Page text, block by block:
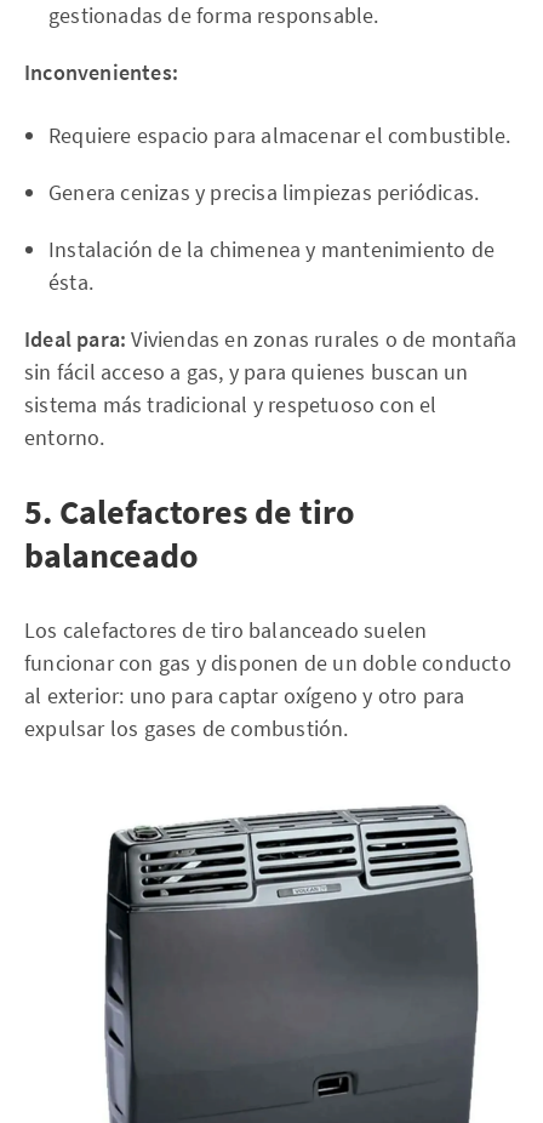
gestionadas de forma responsable.
Inconvenientes:
Requiere espacio para almacenar el combustible.
Genera cenizas y precisa limpiezas periódicas.
Instalación de la chimenea y mantenimiento de
ésta.
Ideal para: Viviendas en zonas rurales o de montaña
sin fácil acceso a gas, y para quienes buscan un
sistema más tradicional y respetuoso con el
entorno.
5. Calefactores de tiro
balanceado
Los calefactores de tiro balanceado suelen
funcionar con gas y disponen de un doble conducto
al exterior: uno para captar oxígeno y otro para
expulsar los gases de combustión.